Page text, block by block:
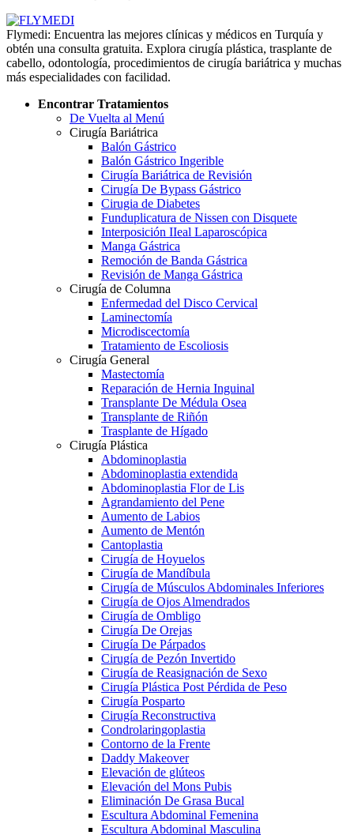
Flymedi: Encuentra las mejores clínicas y médicos en Turquía y
obtén una consulta gratuita. Explora cirugía plástica, trasplante de
cabello, odontología, procedimientos de cirugía bariátrica y muchas
más especialidades con facilidad.
Encontrar Tratamientos
De Vuelta al Menú
Cirugía Bariátrica
Balón Gástrico
Balón Gástrico Ingerible
Cirugía Bariátrica de Revisión
Cirugía De Bypass Gástrico
Cirugia de Diabetes
Funduplicatura de Nissen con Disquete
Interposición IIeal Laparoscópica
Manga Gástrica
Remoción de Banda Gástrica
Revisión de Manga Gástrica
Cirugía de Columna
Enfermedad del Disco Cervical
Laminectomía
Microdiscectomía
Tratamiento de Escoliosis
Cirugía General
Mastectomía
Reparación de Hernia Inguinal
Transplante De Médula Osea
Transplante de Riñón
Trasplante de Hígado
Cirugía Plástica
Abdominoplastia
Abdominoplastia extendida
Abdominoplastia Flor de Lis
Agrandamiento del Pene
Aumento de Labios
Aumento de Mentón
Cantoplastia
Cirugía de Hoyuelos
Cirugía de Mandíbula
Cirugía de Músculos Abdominales Inferiores
Cirugía de Ojos Almendrados
Cirugía de Ombligo
Cirugía De Orejas
Cirugía De Párpados
Cirugía de Pezón Invertido
Cirugía de Reasignación de Sexo
Cirugía Plástica Post Pérdida de Peso
Cirugía Posparto
Cirugía Reconstructiva
Condrolaringoplastia
Contorno de la Frente
Daddy Makeover
Elevación de glúteos
Elevación del Mons Pubis
Eliminación De Grasa Bucal
Escultura Abdominal Femenina
Escultura Abdominal Masculina